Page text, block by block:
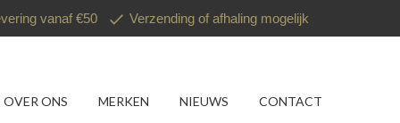
vanaf €50 Verzending of afhaling mogelijk
OVER ONS MERKEN NIEUWS CONTACT